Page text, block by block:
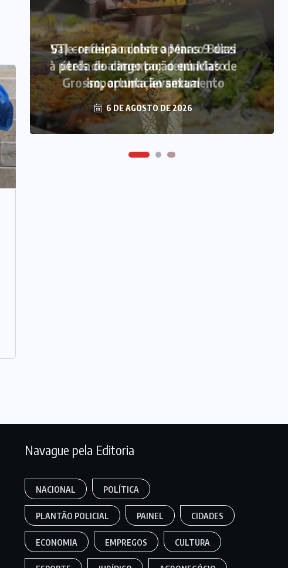
STJ condena ministro Marco Buzzi
à perda do cargo por denúncias de
importunação sexual
6 DE AGOSTO DE 2026
Navague pela Editoria
NACIONAL POLÍTICA
PLANTÃO POLICIAL PAINEL CIDADES
ECONOMIA EMPREGOS CULTURA